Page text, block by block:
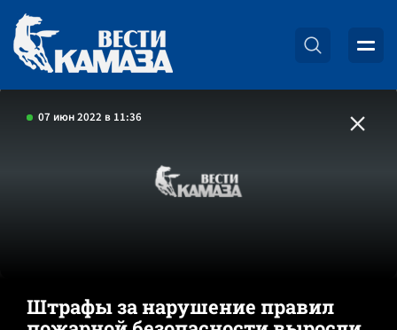
07 июн 2022 в 11:36
Штрафы за нарушение правил